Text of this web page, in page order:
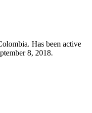
Has been active
8, 2018.